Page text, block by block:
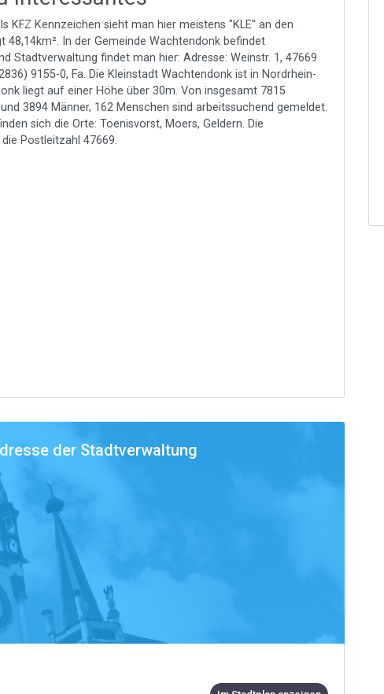
KFZ Kennzeichen sieht man hier meistens "KLE" an den
48,14km². In der Gemeinde Wachtendonk befindet
Stadtverwaltung findet man hier: Adresse: Weinstr. 1, 47669
9155-0, Fa. Die Kleinstadt Wachtendonk ist in Nordrhein-
liegt auf einer Höhe über 30m. Von insgesamt 7815
3894 Männer, 162 Menschen sind arbeitssuchend gemeldet.
sich die Orte: Toenisvorst, Moers, Geldern. Die
Postleitzahl 47669.
der Stadtverwaltung